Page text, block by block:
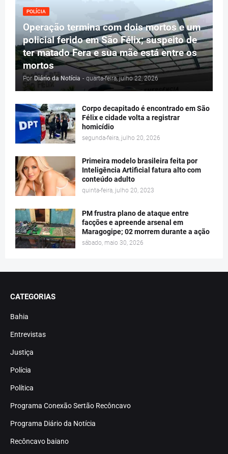
POLÍCIA
Operação termina com dois mortos e um
policial ferido em São Félix; suspeito de
ter matado Fera e sua mãe está entre os
mortos
Por Diário da Notícia - quarta-feira, julho 22, 2026
Corpo decapitado é encontrado em São
Félix e cidade volta a registrar
homicídio
segunda-feira, julho 20, 2026
Primeira modelo brasileira feita por
Inteligência Artificial fatura alto com
conteúdo adulto
quinta-feira, julho 20, 2023
PM frustra plano de ataque entre
facções e apreende arsenal em
Maragogipe; 02 morrem durante a ação
sábado, maio 30, 2026
CATEGORIAS
Bahia
Entrevistas
Justiça
Polícia
Política
Programa Conexão Sertão Recôncavo
Programa Diário da Notícia
Recôncavo baiano